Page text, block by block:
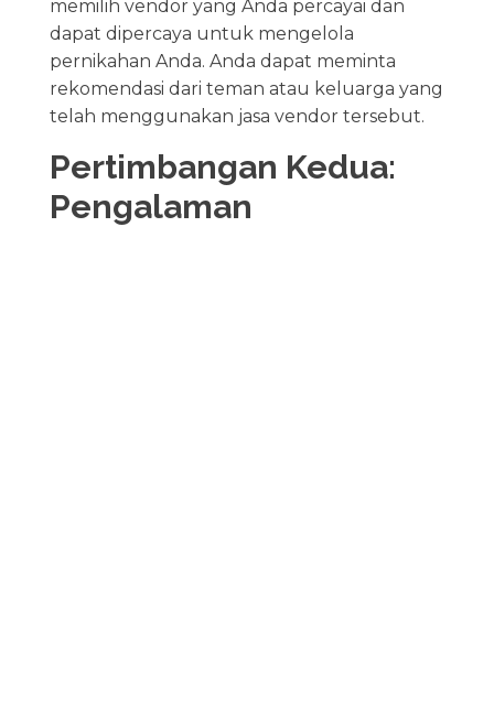
memilih vendor yang Anda percayai dan
dapat dipercaya untuk mengelola
pernikahan Anda. Anda dapat meminta
rekomendasi dari teman atau keluarga yang
telah menggunakan jasa vendor tersebut.
Pertimbangan Kedua:
Pengalaman